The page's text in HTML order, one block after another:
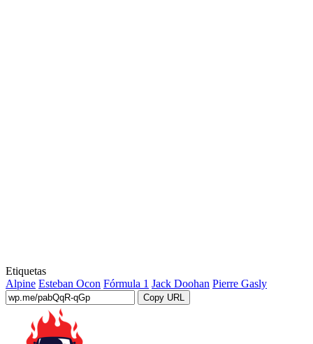
Etiquetas
Alpine Esteban Ocon Fórmula 1 Jack Doohan Pierre Gasly
Copy URL